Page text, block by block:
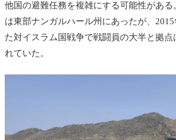
他国の避難任務を複雑にする可能性がある
は東部ナンガルハール州にあったが、
た対イスラム国戦争で戦闘員の大半と拠点
れていた。